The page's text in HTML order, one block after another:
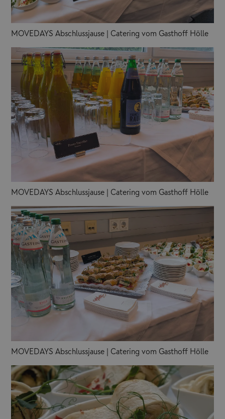
MOVEDAYS Abschlussjause | Catering vom Gasthoff Hölle
MOVEDAYS Abschlussjause | Catering vom Gasthoff Hölle
MOVEDAYS Abschlussjause | Catering vom Gasthoff Hölle